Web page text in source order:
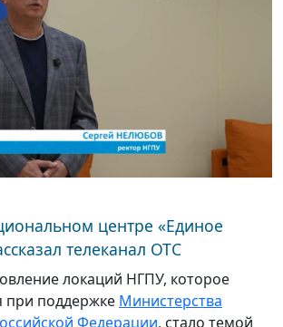
центре «Единое
телеканал ОТС
локаций НГПУ, которое
при поддержке Министерства
Федерации, стало темой